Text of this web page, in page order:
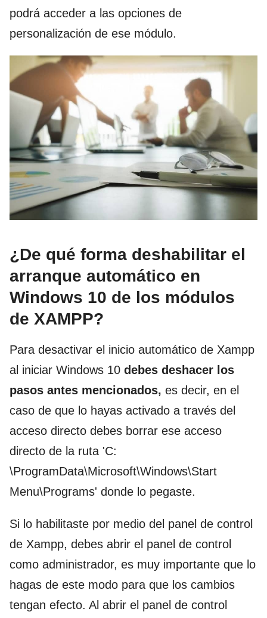
podrá acceder a las opciones de
personalización de ese módulo.
¿De qué forma deshabilitar el
arranque automático en
Windows 10 de los módulos
de XAMPP?
Para desactivar el inicio automático de Xampp
al iniciar Windows 10 debes deshacer los
pasos antes mencionados, es decir, en el
caso de que lo hayas activado a través del
acceso directo debes borrar ese acceso
directo de la ruta 'C:
\ProgramData\Microsoft\Windows\Start
Menu\Programs' donde lo pegaste.
Si lo habilitaste por medio del panel de control
de Xampp, debes abrir el panel de control
como administrador, es muy importante que lo
hagas de este modo para que los cambios
tengan efecto. Al abrir el panel de control